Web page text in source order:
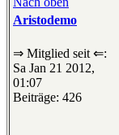
Aristodemo
⇒ Mitglied seit ⇐:
Sa Jan 21 2012,
01:07
Beiträge: 426